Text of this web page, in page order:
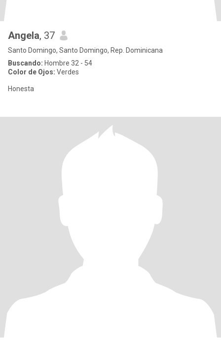
Angela, 37
Santo Domingo, Santo Domingo, Rep. Dominicana
Buscando: Hombre 32 - 54
Color de Ojos: Verdes
Honesta